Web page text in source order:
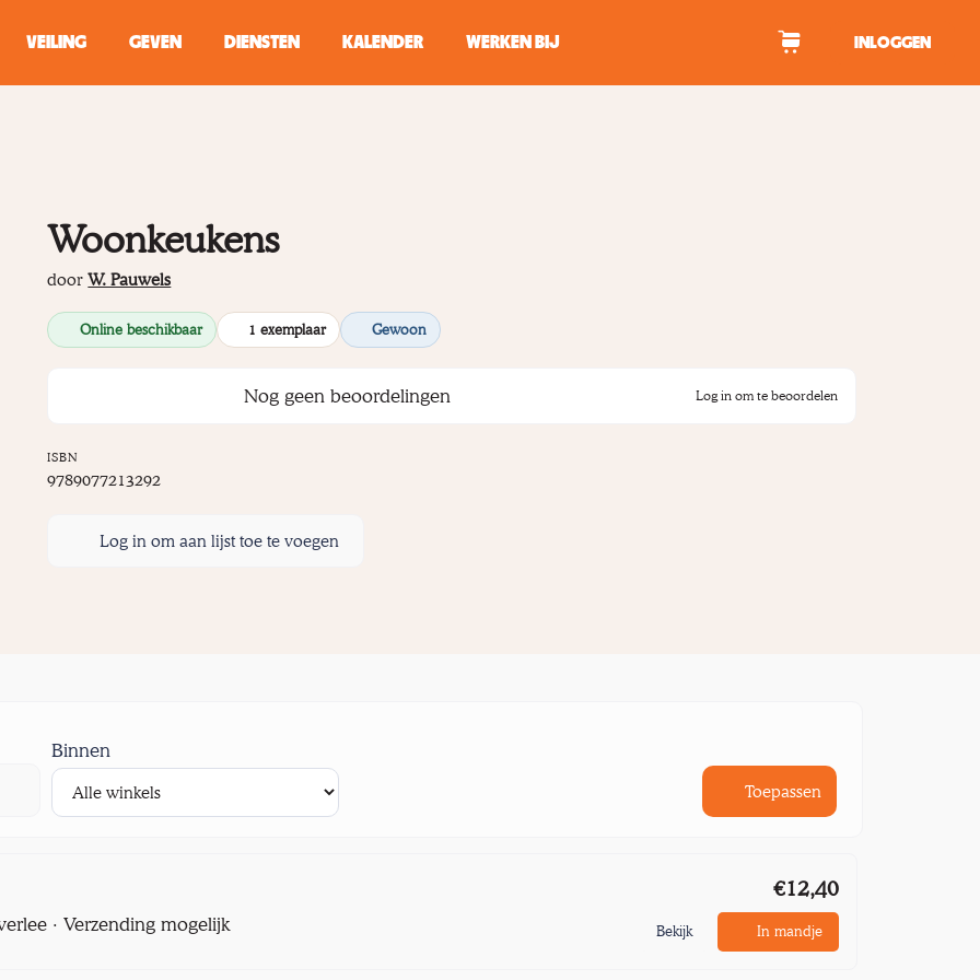
VEILING GEVEN DIENSTEN KALENDER WERKEN BIJ INLOGGEN
Woonkeukens
doorW. Pauwels
Online beschikbaar 1 exemplaar Gewoon
Nog geen beoordelingen Log in om te beoordelen
ISBN
9789077213292
Log in om aan lijst toe te voegen
Binnen
Toepassen
· Verzending mogelijk
€12,40
Bekijk In mandje